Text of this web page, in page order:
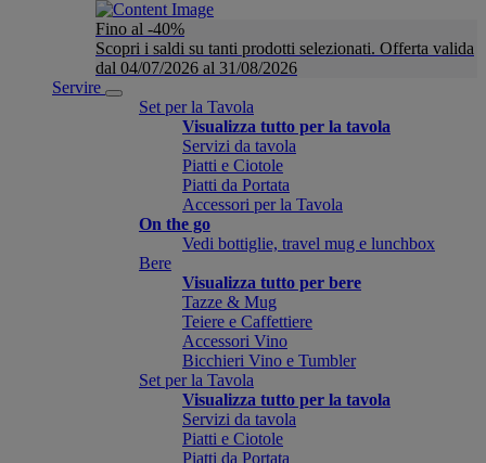
Fino al -40%
Scopri i saldi su tanti prodotti selezionati. Offerta valida
dal 04/07/2026 al 31/08/2026
Servire
Set per la Tavola
Visualizza tutto per la tavola
Servizi da tavola
Piatti e Ciotole
Piatti da Portata
Accessori per la Tavola
On the go
Vedi bottiglie, travel mug e lunchbox
Bere
Visualizza tutto per bere
Tazze & Mug
Teiere e Caffettiere
Accessori Vino
Bicchieri Vino e Tumbler
Set per la Tavola
Visualizza tutto per la tavola
Servizi da tavola
Piatti e Ciotole
Piatti da Portata